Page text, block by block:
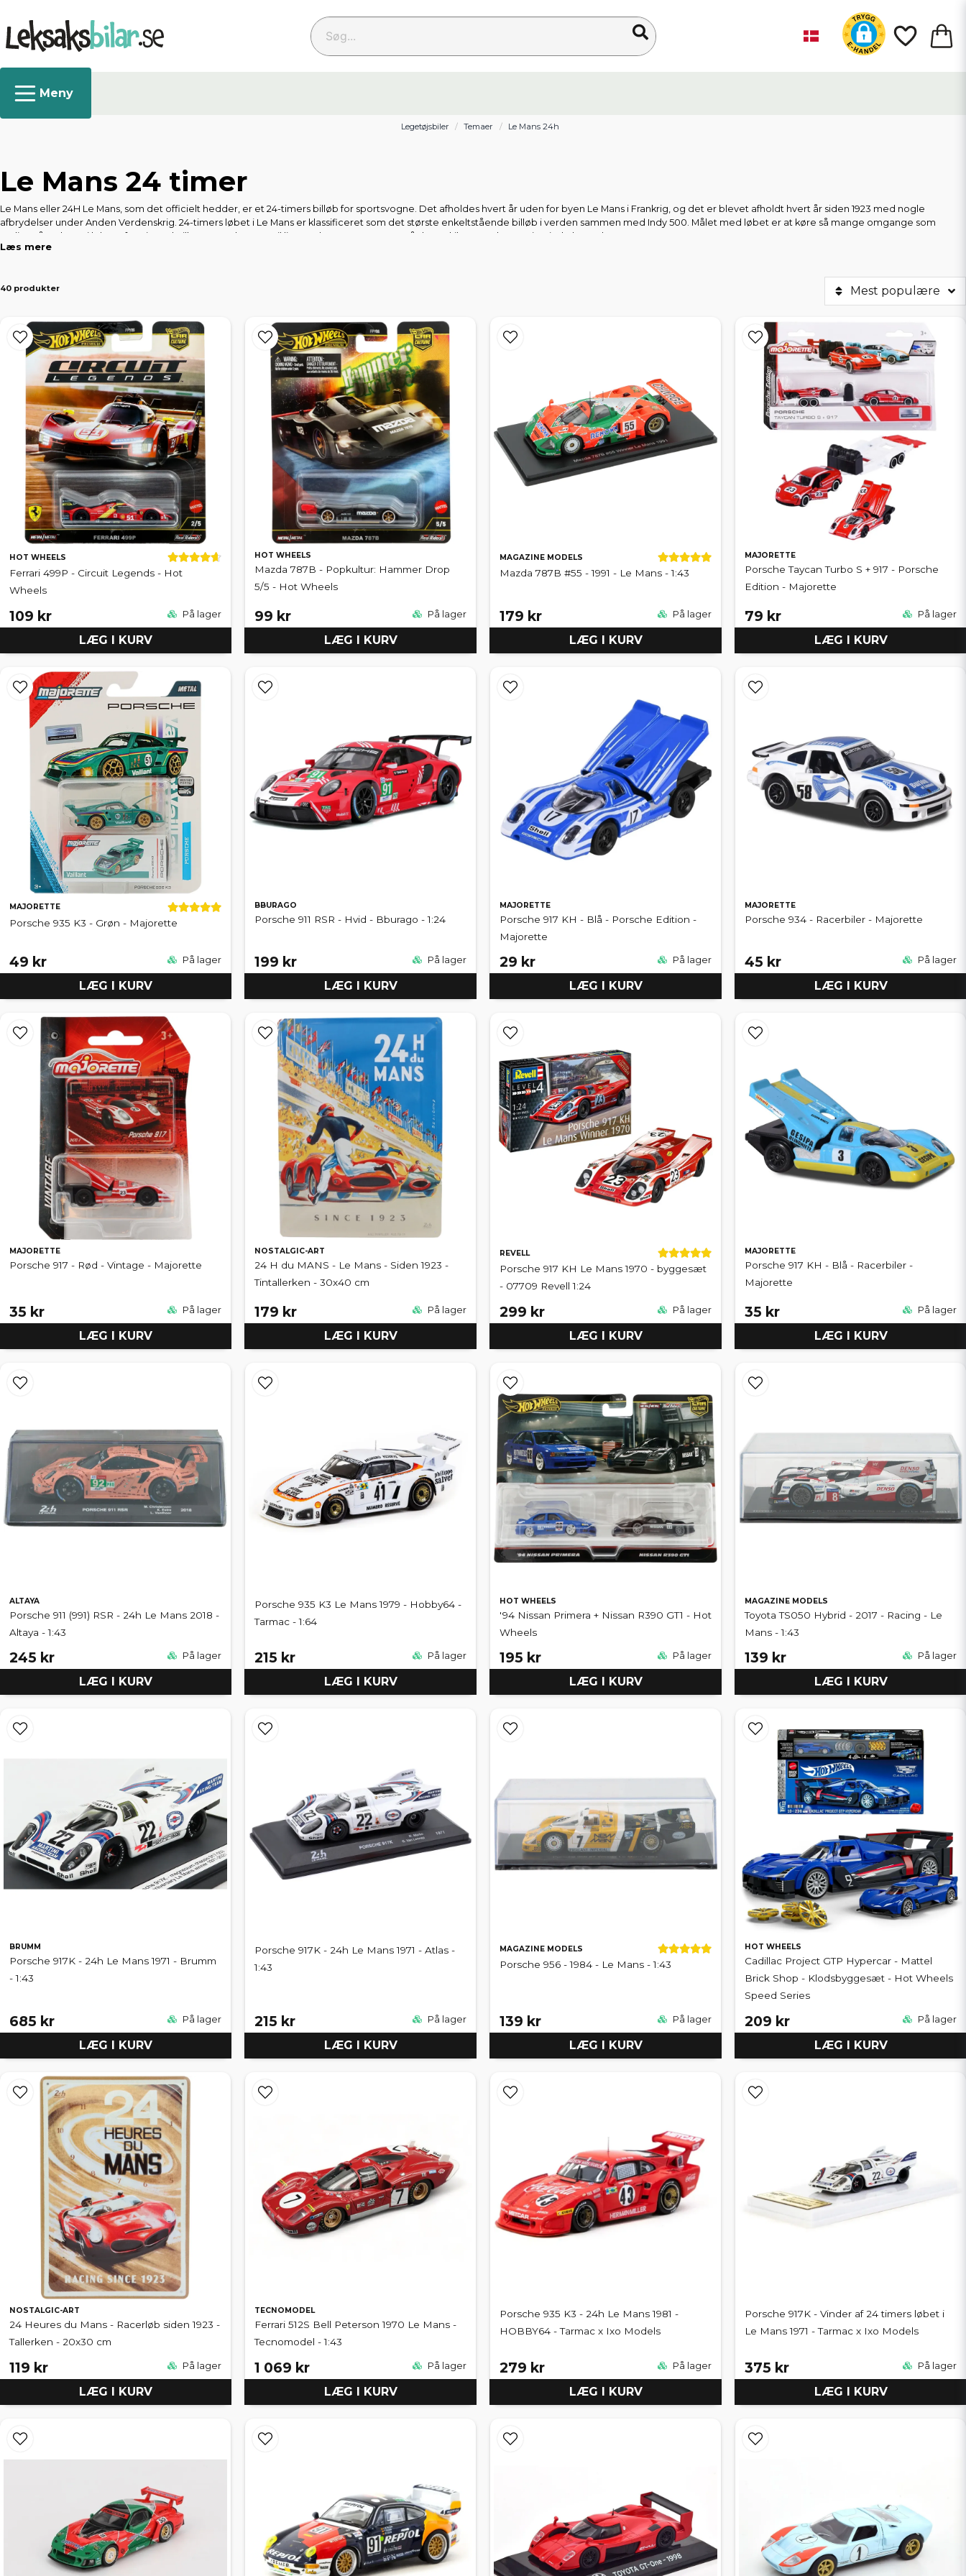
Søg...
Legetøjsbiler Temaer Le Mans 24h
Le Mans 24 timer
Le Mans eller 24H Le Mans, som det officielt hedder, er et 24-timers billøb for sportsvogne. Det afholdes hvert år uden for byen Le Mans i Frankrig, og det er blevet afholdt hvert år siden 1923 med nogle
afbrydelser under Anden Verdenskrig. 24-timers løbet i Le Mans er klassificeret som det største enkeltstående billøb i verden sammen med Indy 500. Målet med løbet er at køre så mange omgange som
muligt på en bane i løbet af 24 timer, hvilket normalt svarer til lige under 400 omgange på den 13 kilometer lange Circuit de la Sarthe.
Læs mere
40 produkter Mest populære
HOT WHEELS
Ferrari 499P - Circuit Legends - Hot
Wheels
109 kr På lager
LÆG I KURV
HOT WHEELS
Mazda 787B - Popkultur: Hammer Drop
5/5 - Hot Wheels
99 kr På lager
LÆG I KURV
MAGAZINE MODELS
Mazda 787B #55 - 1991 - Le Mans - 1:43
179 kr På lager
LÆG I KURV
MAJORETTE
Porsche Taycan Turbo S + 917 - Porsche
Edition - Majorette
79 kr På lager
LÆG I KURV
MAJORETTE
Porsche 935 K3 - Grøn - Majorette
49 kr På lager
LÆG I KURV
BBURAGO
Porsche 911 RSR - Hvid - Bburago - 1:24
199 kr På lager
LÆG I KURV
MAJORETTE
Porsche 917 KH - Blå - Porsche Edition -
Majorette
29 kr På lager
LÆG I KURV
MAJORETTE
Porsche 934 - Racerbiler - Majorette
45 kr På lager
LÆG I KURV
MAJORETTE
Porsche 917 - Rød - Vintage - Majorette
35 kr På lager
LÆG I KURV
NOSTALGIC-ART
24 H du MANS - Le Mans - Siden 1923 -
Tintallerken - 30x40 cm
179 kr På lager
LÆG I KURV
REVELL
Porsche 917 KH Le Mans 1970 - byggesæt
- 07709 Revell 1:24
299 kr På lager
LÆG I KURV
MAJORETTE
Porsche 917 KH - Blå - Racerbiler -
Majorette
35 kr På lager
LÆG I KURV
ALTAYA
Porsche 911 (991) RSR - 24h Le Mans 2018 -
Altaya - 1:43
245 kr På lager
LÆG I KURV
Porsche 935 K3 Le Mans 1979 - Hobby64 -
Tarmac - 1:64
215 kr På lager
LÆG I KURV
HOT WHEELS
'94 Nissan Primera + Nissan R390 GT1 - Hot
Wheels
195 kr På lager
LÆG I KURV
MAGAZINE MODELS
Toyota TS050 Hybrid - 2017 - Racing - Le
Mans - 1:43
139 kr På lager
LÆG I KURV
BRUMM
Porsche 917K - 24h Le Mans 1971 - Brumm
- 1:43
685 kr På lager
LÆG I KURV
Porsche 917K - 24h Le Mans 1971 - Atlas -
1:43
215 kr På lager
LÆG I KURV
MAGAZINE MODELS
Porsche 956 - 1984 - Le Mans - 1:43
139 kr På lager
LÆG I KURV
HOT WHEELS
Cadillac Project GTP Hypercar - Mattel
Brick Shop - Klodsbyggesæt - Hot Wheels
Speed Series
209 kr På lager
LÆG I KURV
NOSTALGIC-ART
24 Heures du Mans - Racerløb siden 1923 -
Tallerken - 20x30 cm
119 kr På lager
LÆG I KURV
TECNOMODEL
Ferrari 512S Bell Peterson 1970 Le Mans -
Tecnomodel - 1:43
1 069 kr På lager
LÆG I KURV
Porsche 935 K3 - 24h Le Mans 1981 -
HOBBY64 - Tarmac x Ixo Models
279 kr På lager
LÆG I KURV
Porsche 917K - Vinder af 24 timers løbet i
Le Mans 1971 - Tarmac x Ixo Models
375 kr På lager
LÆG I KURV